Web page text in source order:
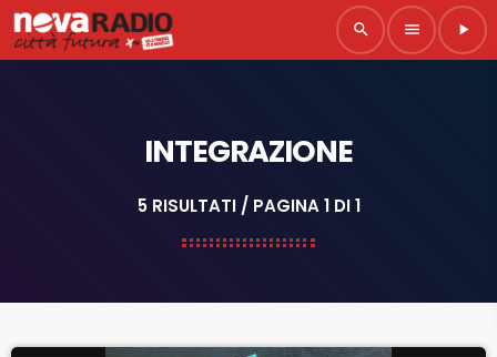
search menu play_arrow
INTEGRAZIONE
5 RISULTATI / PAGINA 1 DI 1